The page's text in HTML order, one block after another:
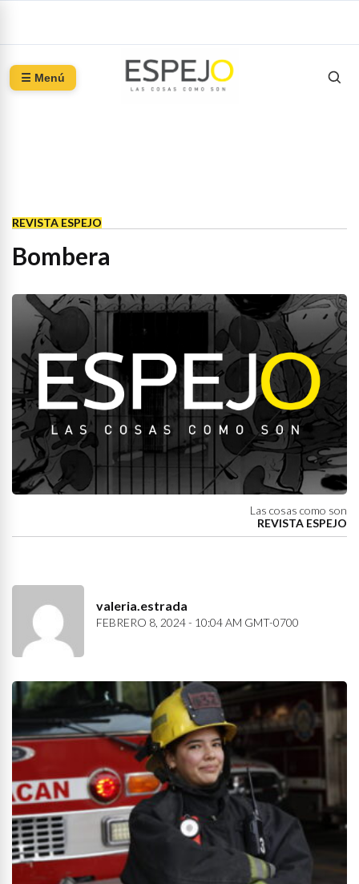
☰ Menú
REVISTA ESPEJO
Bombera
Las cosas como son
REVISTA ESPEJO
valeria.estrada
FEBRERO 8, 2024 - 10:04 AM GMT-0700